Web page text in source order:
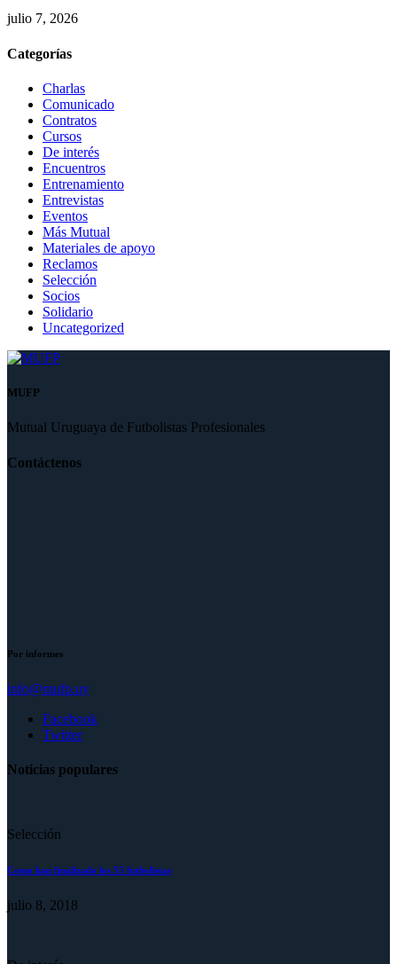
julio 7, 2026
Categorías
Charlas
Comunicado
Contratos
Cursos
De interés
Encuentros
Entrenamiento
Entrevistas
Eventos
Más Mutual
Materiales de apoyo
Reclamos
Selección
Socios
Solidario
Uncategorized
MUFP
Mutual Uruguaya de Futbolistas Profesionales
Contáctenos
Por informes
info@mufp.uy
Facebook
Twitter
Noticias populares
Selección
Como han finalizado los 55 futbolistas
julio 8, 2018